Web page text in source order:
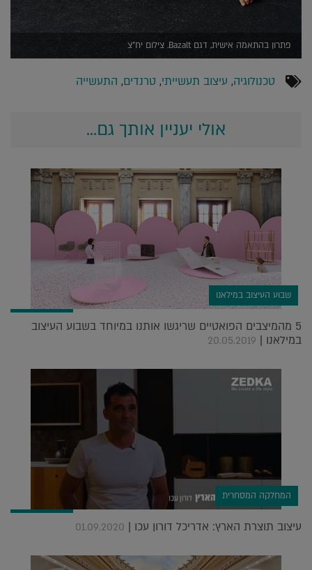
פתרון בהתאמה אישית, דגם Bazalt. צילום יח"צ
טכנולוגיה, עיצוב תעשייתי, טרנדים, התעשייה
אולי יעניין אותך גם...
שבוע העיצוב במילאנו
5 מהמיצבים הפואטיים שריגשו אותנו במיוחד בשבוע העיצוב
במילאנו | 20.05.2019
המחלקה המסחרית
עיצוב תוצרת הארץ: אדריכל דורון עכו | 01.09.2020